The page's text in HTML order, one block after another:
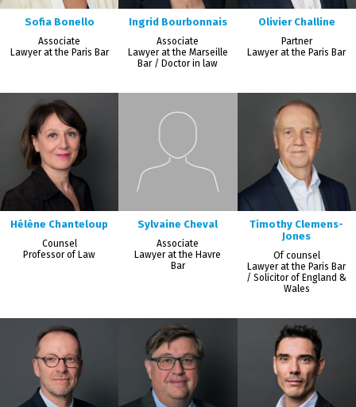
Sofia Bonello
Associate
Lawyer at the Paris Bar
Ingrid Bourbonnais
Associate
Lawyer at the Marseille
Bar / Doctor in law
Olivier Challine
Partner
Lawyer at the Paris Bar
Hélène Chanteloup
Counsel
Professor of Law
Sylvaine Cheval
Associate
Lawyer at the Havre
Bar
Timothy Clemens-
Jones
Of counsel
Lawyer at the Paris Bar
/ Solicitor of England &
Wales